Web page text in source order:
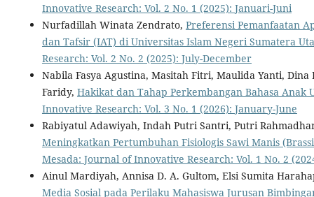
Innovative Research: Vol. 2 No. 1 (2025): Januari-Juni
Nurfadillah Winata Zendrato, Preferensi Pemanfaatan
dan Tafsir (IAT) di Universitas Islam Negeri Sumatera
Research: Vol. 2 No. 2 (2025): July-December
Nabila Fasya Agustina, Masitah Fitri, Maulida Yanti,
Faridy, Hakikat dan Tahap Perkembangan Bahasa Anak
Innovative Research: Vol. 3 No. 1 (2026): January-June
Rabiyatul Adawiyah, Indah Putri Santri, Putri
Meningkatkan Pertumbuhan Fisiologis Sawi Manis
Mesada: Journal of Innovative Research: Vol. 1 No. 2
Ainul Mardiyah, Annisa D. A. Gultom, Elsi Sumita
Media Sosial pada Perilaku Mahasiswa Jurusan